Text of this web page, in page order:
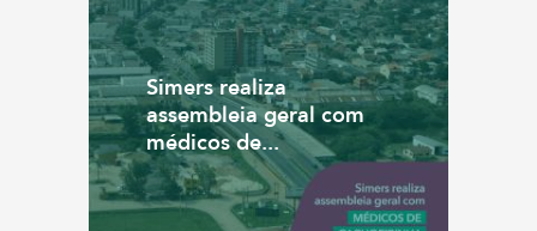
Simers realiza
assembleia geral com
médicos de...